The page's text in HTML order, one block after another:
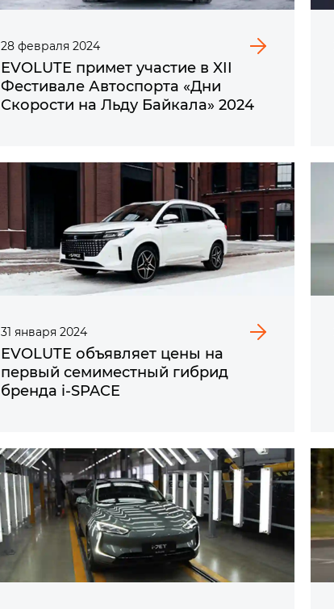
28 февраля 2024
EVOLUTE примет участие в XII
Фестивале Автоспорта «Дни
Скорости на Льду Байкала» 2024
31 января 2024
EVOLUTE объявляет цены на
первый семиместный гибрид
бренда i‑SPACE